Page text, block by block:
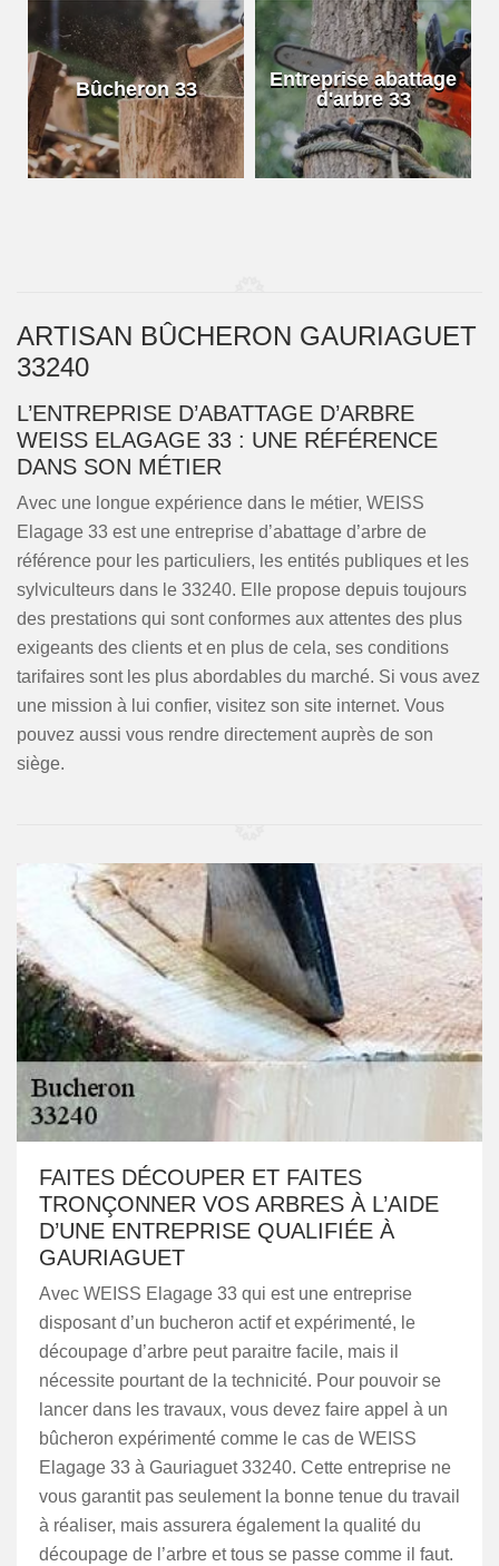
Bûcheron 33
Entreprise abattage
d'arbre 33
ARTISAN BÛCHERON GAURIAGUET
33240
L’ENTREPRISE D’ABATTAGE D’ARBRE
WEISS ELAGAGE 33 : UNE RÉFÉRENCE
DANS SON MÉTIER
Avec une longue expérience dans le métier, WEISS
Elagage 33 est une entreprise d’abattage d’arbre de
référence pour les particuliers, les entités publiques et les
sylviculteurs dans le 33240. Elle propose depuis toujours
des prestations qui sont conformes aux attentes des plus
exigeants des clients et en plus de cela, ses conditions
tarifaires sont les plus abordables du marché. Si vous avez
une mission à lui confier, visitez son site internet. Vous
pouvez aussi vous rendre directement auprès de son
siège.
FAITES DÉCOUPER ET FAITES
TRONÇONNER VOS ARBRES À L’AIDE
D’UNE ENTREPRISE QUALIFIÉE À
GAURIAGUET
Avec WEISS Elagage 33 qui est une entreprise
disposant d’un bucheron actif et expérimenté, le
découpage d’arbre peut paraitre facile, mais il
nécessite pourtant de la technicité. Pour pouvoir se
lancer dans les travaux, vous devez faire appel à un
bûcheron expérimenté comme le cas de WEISS
Elagage 33 à Gauriaguet 33240. Cette entreprise ne
vous garantit pas seulement la bonne tenue du travail
à réaliser, mais assurera également la qualité du
découpage de l’arbre et tous se passe comme il faut.